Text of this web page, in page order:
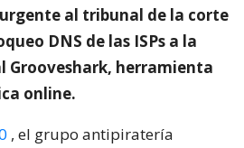
al tribunal de la corte
DNS de las ISPs a la
Grooveshark, herramienta
online.
, el grupo antipiratería